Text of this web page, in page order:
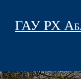
ГАУ РХ